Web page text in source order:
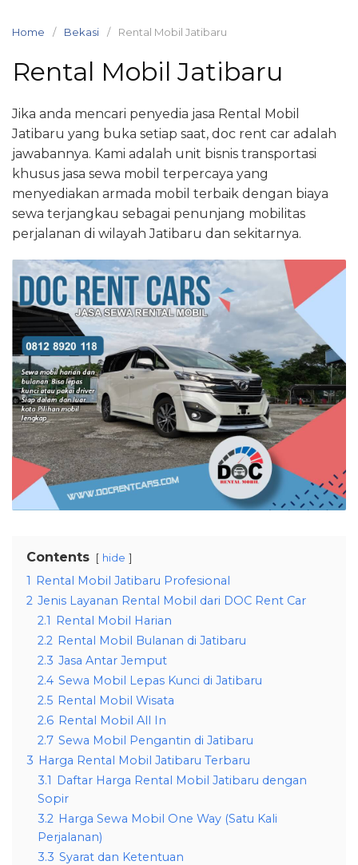
Home Bekasi Rental Mobil Jatibaru
Rental Mobil Jatibaru
Jika anda mencari penyedia jasa Rental Mobil
Jatibaru yang buka setiap saat, doc rent car adalah
jawabannya. Kami adalah unit bisnis transportasi
khusus jasa sewa mobil terpercaya yang
menyediakan armada mobil terbaik dengan biaya
sewa terjangkau sebagai penunjang mobilitas
perjalanan di wilayah Jatibaru dan sekitarnya.
Contents hide
1 Rental Mobil Jatibaru Profesional
2 Jenis Layanan Rental Mobil dari DOC Rent Car
2.1 Rental Mobil Harian
2.2 Rental Mobil Bulanan di Jatibaru
2.3 Jasa Antar Jemput
2.4 Sewa Mobil Lepas Kunci di Jatibaru
2.5 Rental Mobil Wisata
2.6 Rental Mobil All In
2.7 Sewa Mobil Pengantin di Jatibaru
3 Harga Rental Mobil Jatibaru Terbaru
3.1 Daftar Harga Rental Mobil Jatibaru dengan
Sopir
3.2 Harga Sewa Mobil One Way (Satu Kali
Perjalanan)
3.3 Syarat dan Ketentuan